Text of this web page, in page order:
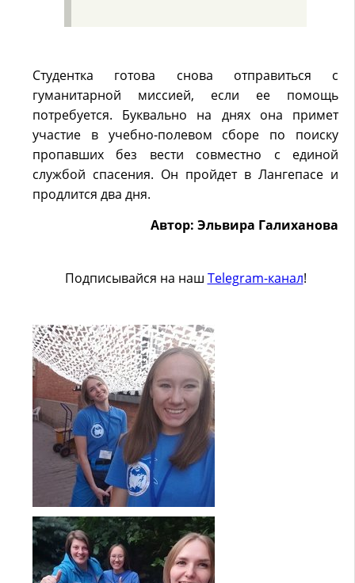
Студентка готова снова отправиться с
гуманитарной миссией, если ее помощь
потребуется. Буквально на днях она примет
участие в учебно-полевом сборе по поиску
пропавших без вести совместно с единой
службой спасения. Он пройдет в Лангепасе и
продлится два дня.
Автор: Эльвира Галиханова
Подписывайся на наш Telegram-канал!